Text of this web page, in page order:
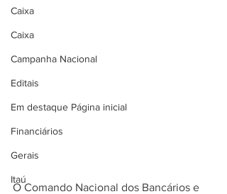
Caixa
Caixa
Campanha Nacional
Editais
Em destaque Página inicial
Financiários
Gerais
Itaú
O Comando Nacional dos Bancários e